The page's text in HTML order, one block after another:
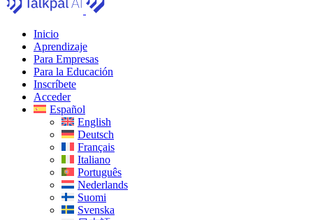
Inicio
Aprendizaje
Para Empresas
Para la Educación
Inscríbete
Acceder
Español
English
Deutsch
Français
Italiano
Português
Nederlands
Suomi
Svenska